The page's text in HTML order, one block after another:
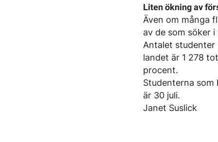
Liten ökning av
Även om många
av de som söker
Antalet studenter
landet är 1 278
procent.
Studenterna
är 30 juli.
Janet Suslick